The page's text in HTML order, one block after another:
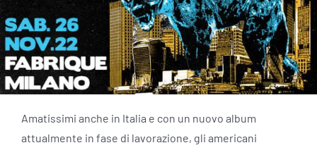
Amatissimi anche in Italia e con un nuovo album
attualmente in fase di lavorazione, gli americani